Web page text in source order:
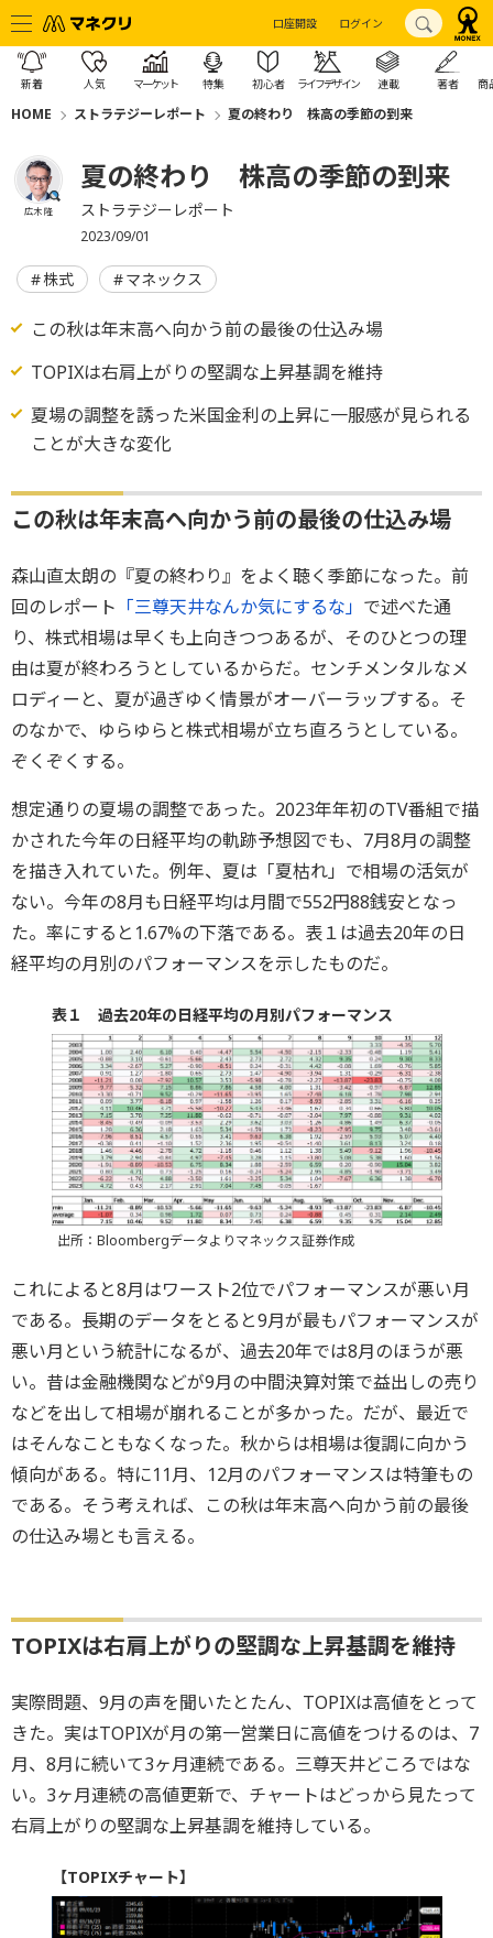
口座開設 ログイン
新着 人気 マーケット 特集 初心者 ライフデザイン 連載 著者 商
HOME ストラテジーレポート 夏の終わり 株高の季節の到来
広木 隆
夏の終わり 株高の季節の到来
ストラテジーレポート
2023/09/01
株式 マネックス
この秋は年末高へ向かう前の最後の仕込み場
TOPIXは右肩上がりの堅調な上昇基調を維持
夏場の調整を誘った米国金利の上昇に一服感が見られる
ことが大きな変化
この秋は年末高へ向かう前の最後の仕込み場
森山直太朗の『夏の終わり』をよく聴く季節になった。前
回のレポート 「三尊天井なんか気にするな」 で述べた通
り、株式相場は早くも上向きつつあるが、そのひとつの理
由は夏が終わろうとしているからだ。センチメンタルなメ
ロディーと、夏が過ぎゆく情景がオーバーラップする。そ
のなかで、ゆらゆらと株式相場が立ち直ろうとしている。
ぞくぞくする。
想定通りの夏場の調整であった。2023年年初のTV番組で描
かされた今年の日経平均の軌跡予想図でも、7月8月の調整
を描き入れていた。例年、夏は「夏枯れ」で相場の活気が
ない。今年の8月も日経平均は月間で552円88銭安となっ
た。率にすると1.67%の下落である。表１は過去20年の日
経平均の月別のパフォーマンスを示したものだ。
表１ 過去20年の日経平均の月別パフォーマンス
出所：Bloombergデータよりマネックス証券作成
これによると8月はワースト2位でパフォーマンスが悪い月
である。長期のデータをとると9月が最もパフォーマンスが
悪い月という統計になるが、過去20年では8月のほうが悪
い。昔は金融機関などが9月の中間決算対策で益出しの売り
などを出して相場が崩れることが多かった。だが、最近で
はそんなこともなくなった。秋からは相場は復調に向かう
傾向がある。特に11月、12月のパフォーマンスは特筆もの
である。そう考えれば、この秋は年末高へ向かう前の最後
の仕込み場とも言える。
TOPIXは右肩上がりの堅調な上昇基調を維持
実際問題、9月の声を聞いたとたん、TOPIXは高値をとって
きた。実はTOPIXが月の第一営業日に高値をつけるのは、7
月、8月に続いて3ヶ月連続である。三尊天井どころではな
い。3ヶ月連続の高値更新で、チャートはどっから見たって
右肩上がりの堅調な上昇基調を維持している。
【TOPIXチャート】